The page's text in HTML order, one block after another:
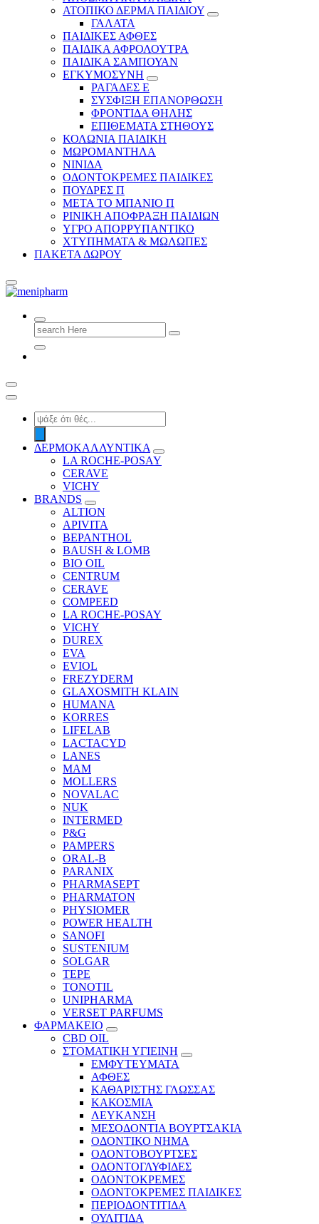
ΑΤΟΠΙΚΟ ΔΕΡΜΑ ΠΑΙΔΙΟΥ
ΓΑΛΑΤΑ
ΠΑΙΔΙΚΕΣ ΑΦΘΕΣ
ΠΑΙΔΙΚΑ ΑΦΡΟΛΟΥΤΡΑ
ΠΑΙΔΙΚΑ ΣΑΜΠΟΥΑΝ
ΕΓΚΥΜΟΣΥΝΗ
ΡΑΓΑΔΕΣ Ε
ΣΥΣΦΙΞΗ ΕΠΑΝΟΡΘΩΣΗ
ΦΡΟΝΤΙΔΑ ΘΗΛΗΣ
ΕΠΙΘΕΜΑΤΑ ΣΤΗΘΟΥΣ
ΚΟΛΩΝΙΑ ΠΑΙΔΙΚΗ
ΜΩΡΟΜΑΝΤΗΛΑ
ΝΙΝΙΔΑ
ΟΔΟΝΤΟΚΡΕΜΕΣ ΠΑΙΔΙΚΕΣ
ΠΟΥΔΡΕΣ Π
ΜΕΤΑ ΤΟ ΜΠΑΝΙΟ Π
ΡΙΝΙΚΗ ΑΠΟΦΡΑΞΗ ΠΑΙΔΙΩΝ
ΥΓΡΟ ΑΠΟΡΡΥΠΑΝΤΙΚΟ
ΧΤΥΠΗΜΑΤΑ & ΜΩΛΩΠΕΣ
ΠΑΚΕΤΑ ΔΩΡΟΥ
shop 2 easily
Search
for:
Products
search
ΔΕΡΜΟΚΑΛΛΥΝΤΙΚΑ
LA ROCHE-POSAY
CERAVE
VICHY
BRANDS
ALTION
APIVITA
BEPANTHOL
BAUSH & LOMB
BIO OIL
CENTRUM
CERAVE
COMPEED
LA ROCHE-POSAY
VICHY
DUREX
EVA
EVIOL
FREZYDERM
GLAXOSMITH KLAIN
HUMANA
KORRES
LIFELAB
LACTACYD
LANES
MAM
MOLLERS
NOVALAC
NUK
INTERMED
P&G
PAMPERS
ORAL-B
PARANIX
PHARMASEPT
PHARMATON
PHYSIOMER
POWER HEALTH
SANOFI
SUSTENIUM
SOLGAR
TEPE
TONOTIL
UNIPHARMA
VERSET PARFUMS
ΦΑΡΜΑΚΕΙΟ
CBD OIL
ΣΤΟΜΑΤΙΚΗ ΥΓΙΕΙΝΗ
ΕΜΦΥΤΕΥΜΑΤΑ
ΑΦΘΕΣ
ΚΑΘΑΡΙΣΤΗΣ ΓΛΩΣΣΑΣ
ΚΑΚΟΣΜΙΑ
ΛΕΥΚΑΝΣΗ
ΜΕΣΟΔΟΝΤΙΑ ΒΟΥΡΤΣΑΚΙΑ
ΟΔΟΝΤΙΚΟ ΝΗΜΑ
ΟΔΟΝΤΟΒΟΥΡΤΣΕΣ
ΟΔΟΝΤΟΓΛΥΦΙΔΕΣ
ΟΔΟΝΤΟΚΡΕΜΕΣ
ΟΔΟΝΤΟΚΡΕΜΕΣ ΠΑΙΔΙΚΕΣ
ΠΕΡΙΟΔΟΝΤΙΤΙΔΑ
ΟΥΛΙΤΙΔΑ